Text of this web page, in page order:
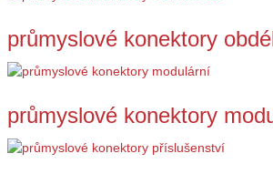
průmyslové konektory
průmyslové konektory